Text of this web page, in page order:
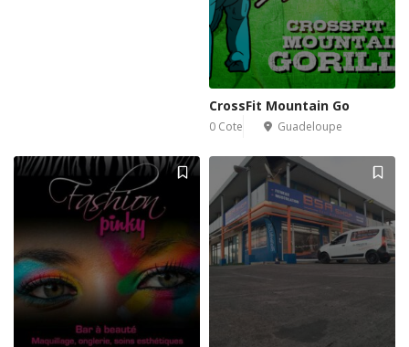
CrossFit Mountain Go
0 Cote Guadeloupe